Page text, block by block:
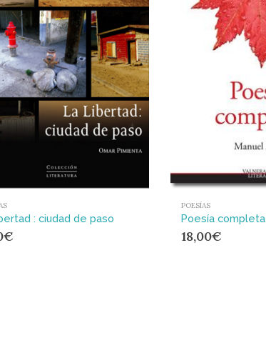
: ciudad de paso
€
POESÍAS
Poesía completa
18,00€